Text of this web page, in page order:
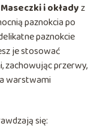
Maseczki i okładyz
paznokcia po
paznokcie
je stosować
przerwy,
warstwami
się: